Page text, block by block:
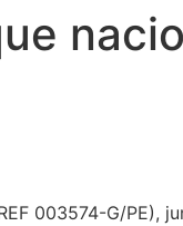
003574-G/